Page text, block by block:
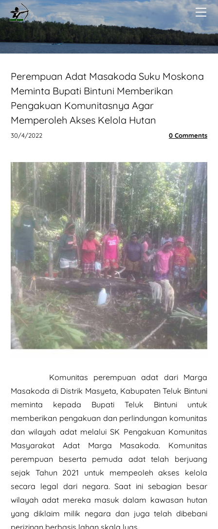
Perempuan Adat Masakoda Suku Moskona
Meminta Bupati Bintuni Memberikan
Pengakuan Komunitasnya Agar
Memperoleh Akses Kelola Hutan
30/4/2022 0 Comments
Komunitas perempuan adat dari Marga
Masakoda di Distrik Masyeta, Kabupaten Teluk Bintuni
meminta kepada Bupati Teluk Bintuni untuk
memberikan pengakuan dan perlindungan komunitas
dan wilayah adat melalui SK Pengakuan Komunitas
Masyarakat Adat Marga Masakoda. Komunitas
perempuan beserta pemuda adat telah berjuang
sejak Tahun 2021 untuk mempeoleh akses kelola
secara legal dari negara. Saat ini sebagian besar
wilayah adat mereka masuk dalam kawasan hutan
yang diklaim milik negara dan juga telah dibebani
perizinan berbasis lahan skala luas.
BERANDA
TENTANG
BERITA
PUBLIKASI